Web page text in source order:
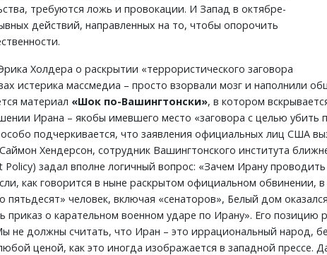
требуются ложь и провокации. И Запад в октябре-
действий, направленных на то, чтобы опорочить
Холдера о раскрытии «террористического заговора
истерика массмедиа – просто взорвали мозг и наполнили
материал «Шок по-Вашингтонски», в котором
Ирана – якобы имевшего место «заговора с целью убить
подчеркивается, что заявления официальных лиц США
Хендерсон, сотрудник Вашингтонского института
задал вполне логичный вопрос: «Зачем Ирану
как говорится в ныне раскрытом официальном обвинении, в
человек, включая «сенаторов», Белый дом
о карательном военном ударе по Ирану». Его позицию
не должны считать, что Иран – это иррациональный народ,
ценой, как это иногда изображается в западной прессе.